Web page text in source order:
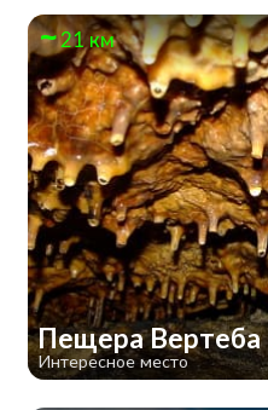
21 км
Пещера Вертеба
Интересное место